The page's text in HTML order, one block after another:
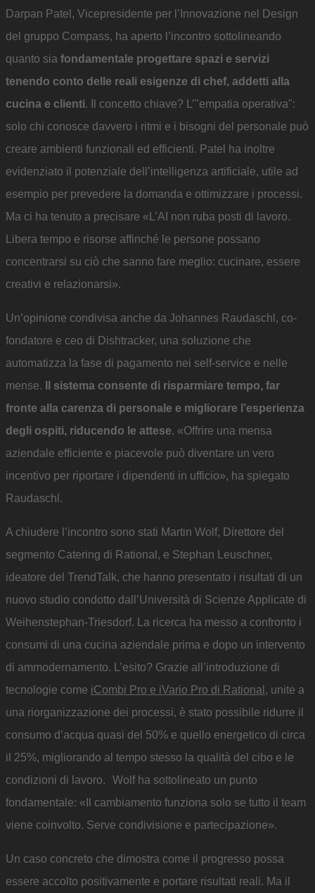
Darpan Patel, Vicepresidente per l’Innovazione nel Design
del gruppo Compass, ha aperto l’incontro sottolineando
quanto sia fondamentale progettare spazi e servizi
tenendo conto delle reali esigenze di chef, addetti alla
cucina e clienti. Il concetto chiave? L’"empatia operativa":
solo chi conosce davvero i ritmi e i bisogni del personale può
creare ambienti funzionali ed efficienti. Patel ha inoltre
evidenziato il potenziale dell’intelligenza artificiale, utile ad
esempio per prevedere la domanda e ottimizzare i processi.
Ma ci ha tenuto a precisare «L’AI non ruba posti di lavoro.
Libera tempo e risorse affinché le persone possano
concentrarsi su ciò che sanno fare meglio: cucinare, essere
creativi e relazionarsi».
Un’opinione condivisa anche da Johannes Raudaschl, co-
fondatore e ceo di Dishtracker, una soluzione che
automatizza la fase di pagamento nei self-service e nelle
mense.
Il sistema consente di risparmiare tempo, far
fronte alla carenza di personale e migliorare l’esperienza
degli ospiti, riducendo le attese. «Offrire una mensa
aziendale efficiente e piacevole può diventare un vero
incentivo per riportare i dipendenti in ufficio», ha spiegato
Raudaschl.
A chiudere l’incontro sono stati Martin Wolf, Direttore del
segmento Catering di Rational, e Stephan Leuschner,
ideatore del TrendTalk, che hanno presentato i risultati di un
nuovo studio condotto dall’Università di Scienze Applicate di
Weihenstephan-Triesdorf. La ricerca ha messo a confronto i
consumi di una cucina aziendale prima e dopo un intervento
di ammodernamento. L’esito? Grazie all’introduzione di
tecnologie come iCombi Pro e iVario Pro di Rational , unite a
una riorganizzazione dei processi, è stato possibile ridurre il
consumo d’acqua quasi del 50% e quello energetico di circa
il 25%, migliorando al tempo stesso la qualità del cibo e le
condizioni di lavoro. Wolf ha sottolineato un punto
fondamentale: «Il cambiamento funziona solo se tutto il team
viene coinvolto. Serve condivisione e partecipazione».
Un caso concreto che dimostra come il progresso possa
essere accolto positivamente e portare risultati reali. Ma il